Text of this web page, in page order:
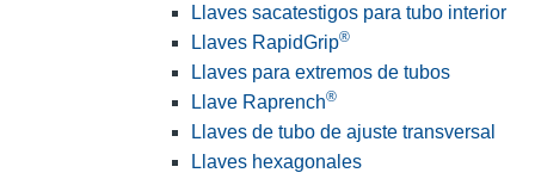
Llaves sacatestigos para tubo interior
Llaves RapidGrip®
Llaves para extremos de tubos
Llave Raprench®
Llaves de tubo de ajuste transversal
Llaves hexagonales